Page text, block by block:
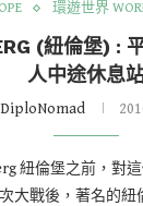
環遊世界
(紐倫堡) :
人中途休息
DiploNomad
紐倫堡之前，對
大戰後，著名的紐